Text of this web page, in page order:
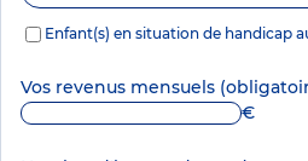
Enfant(s) en situation de handicap
Vos revenus mensuels
€